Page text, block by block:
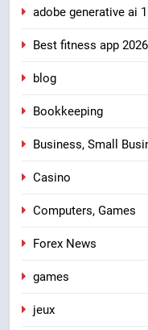
adobe generative ai 1
Best fitness app
blog
Bookkeeping
Business, Small
Casino
Computers, Games
Forex News
games
jeux